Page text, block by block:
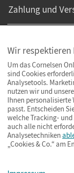
Zahlung und
ImpressumAGB
Wir
Um das Cornelsen
sind Cookies
Analysetools.
nutzen wir und
Ihnen personalisierte
passt. Entscheiden
welche Tracking-
auch alle nicht
Analysetechniken
„Cookies & Co.“ am